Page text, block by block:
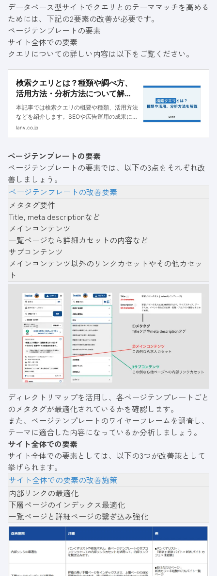
データベース型サイトでクエリとのテーママッチを高める
ためには、下記の2要素の改善が必要です。
ページテンプレートの要素
サイト全体での要素
クエリについての詳しい内容は以下をご覧ください。
検索クエリとは？種類や調べ方、
活用方法・分析方法について解
説！
本記事では検索クエリの概要や種類、活用方法
などを紹介します。SEOや広告運用の成果につ
ながる検索クエリの調べ方や分析方法、キーワ
lany.co.jp
ページテンプレートの要素
ページテンプレートの要素では、以下の3点をそれぞれ改
善しましょう。
ページテンプレートの改善要素
メタタグ要件
Title, meta descriptionなど
メインコンテンツ
一覧ページなら詳細カセットの内容など
サブコンテンツ
メインコンテンツ以外のリンクカセットやその他カセッ
ト
ディレクトリマップを活用し、各ページテンプレートごと
のメタタグが最適化されているかを確認します。
また、ページテンプレートのワイヤーフレームを調査し、
テーマに適合した内容になっているか分析しましょう。
サイト全体での要素
サイト全体での要素としては、以下の3つが改善策として
挙げられます。
サイト全体での要素の改善施策
内部リンクの最適化
下層ページのインデックス最適化
一覧ページと詳細ページの繋ぎ込み強化